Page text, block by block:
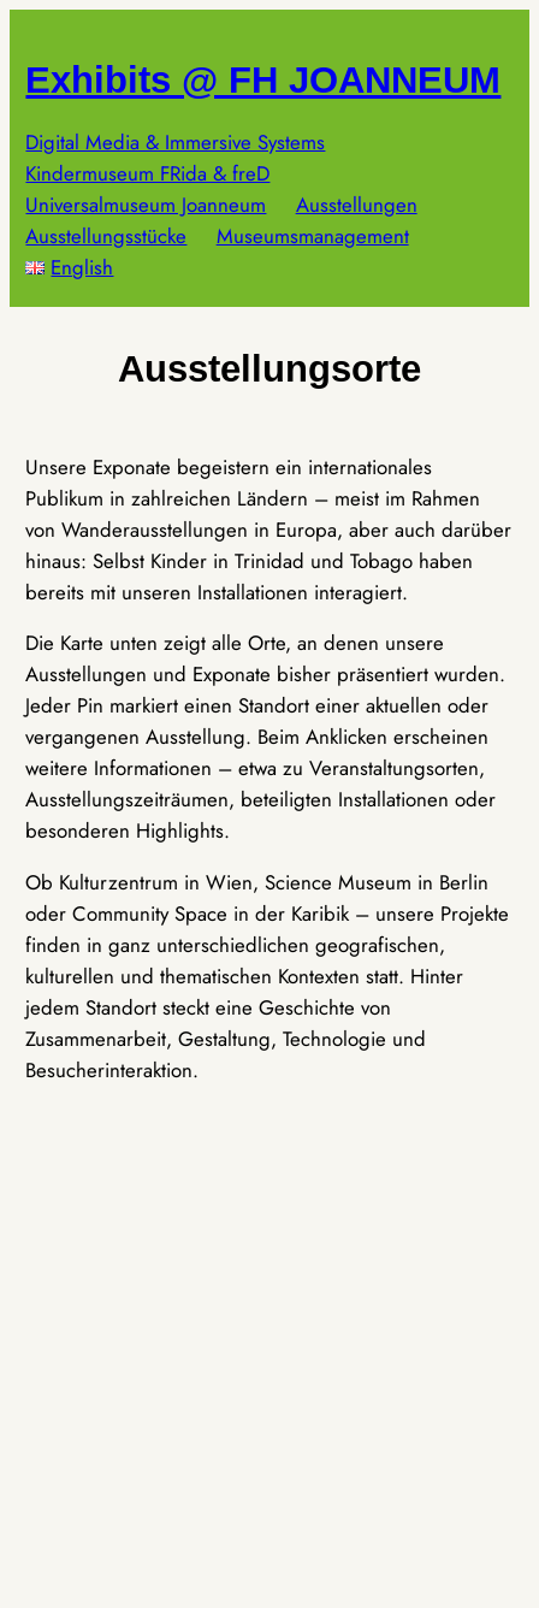
springen
Exhibits @ FH JOANNEUM
Digital Media & Immersive Systems
Kindermuseum FRida & freD
Universalmuseum Joanneum
Ausstellungen
Ausstellungsstücke
Museumsmanagement
English
Ausstellungsorte
Unsere Exponate begeistern ein internationales
Publikum in zahlreichen Ländern – meist im Rahmen
von Wanderausstellungen in Europa, aber auch darüber
hinaus: Selbst Kinder in Trinidad und Tobago haben
bereits mit unseren Installationen interagiert.
Die Karte unten zeigt alle Orte, an denen unsere
Ausstellungen und Exponate bisher präsentiert wurden.
Jeder Pin markiert einen Standort einer aktuellen oder
vergangenen Ausstellung. Beim Anklicken erscheinen
weitere Informationen – etwa zu Veranstaltungsorten,
Ausstellungszeiträumen, beteiligten Installationen oder
besonderen Highlights.
Ob Kulturzentrum in Wien, Science Museum in Berlin
oder Community Space in der Karibik – unsere Projekte
finden in ganz unterschiedlichen geografischen,
kulturellen und thematischen Kontexten statt. Hinter
jedem Standort steckt eine Geschichte von
Zusammenarbeit, Gestaltung, Technologie und
Besucherinteraktion.